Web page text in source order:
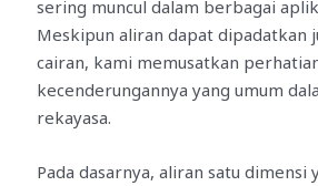
sering muncul dalam berbagai
Meskipun aliran dapat dipadatkan
cairan, kami memusatkan
kecenderungannya yang umum
rekayasa.
Pada dasarnya, aliran satu dimensi